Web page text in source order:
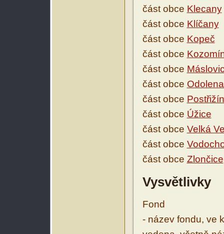
část obce Klecany
část obce Klíčany
část obce Kopeč
část obce
část obce
část obce
část obce Postřižín
část obce Úžice
část obce Velká
část obce
část obce Zlončice
Vysvětlivky
Fond
- název fondu, ve